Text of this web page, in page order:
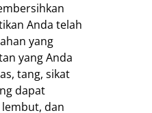
Anda telah
yang
yang Anda
tang, sikat
dapat
dan